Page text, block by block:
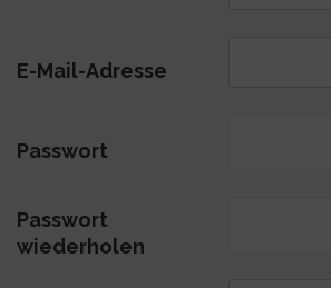
E-Mail-Adresse
Passwort
Passwort
wiederholen